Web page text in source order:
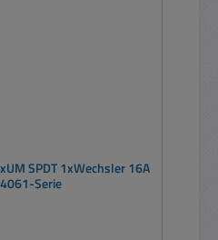
SPDT 1xWechsler 16A
Serie